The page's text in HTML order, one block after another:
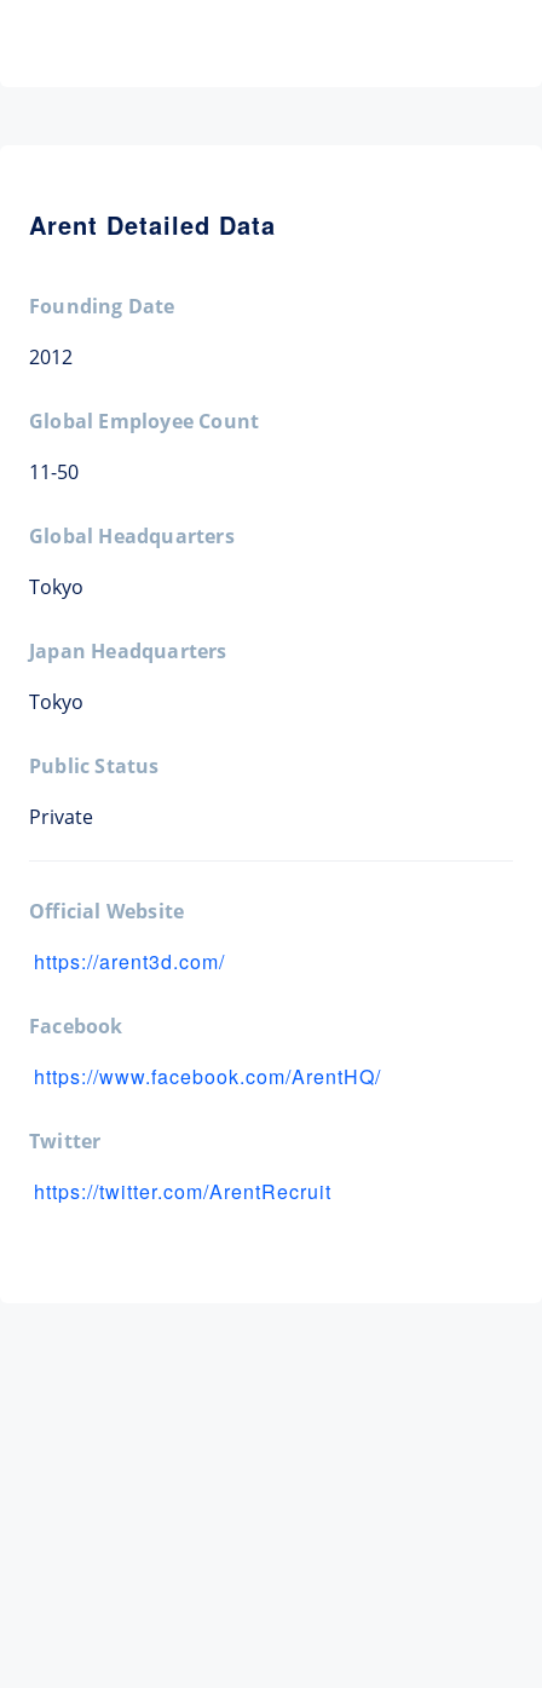
Arent Detailed Data
Founding Date
2012
Global Employee Count
11-50
Global Headquarters
Tokyo
Japan Headquarters
Tokyo
Public Status
Private
Official Website
https://arent3d.com/
Facebook
https://www.facebook.com/ArentHQ/
Twitter
https://twitter.com/ArentRecruit